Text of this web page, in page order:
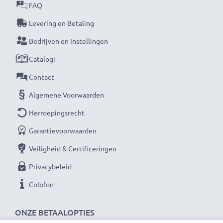
ONZE BETAALOPTIES
FAQ
Levering en Betaling
Bedrijven en Instellingen
Catalogi
Contact
Algemene Voorwaarden
Herroepingsrecht
Garantievoorwaarden
Veiligheid & Certificeringen
Privacybeleid
Colofon